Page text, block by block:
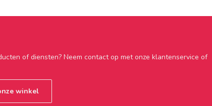
of diensten? Neem contact op met onze klantenservice of
winkel